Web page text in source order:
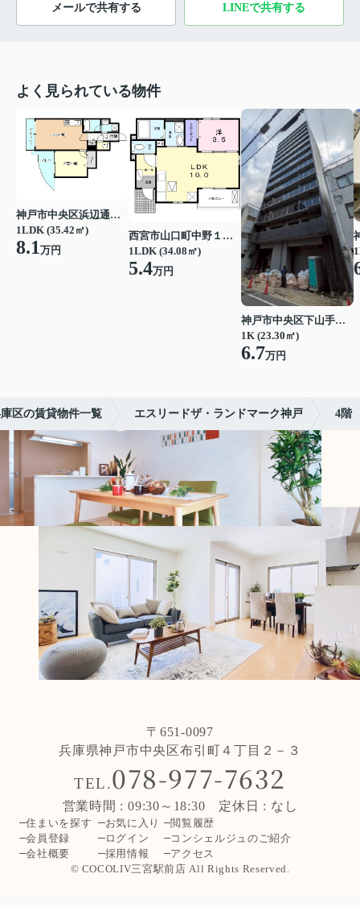
メールで共有する LINEで共有する
よく見られている物件
神戸市中央区浜辺通３丁目
1LDK (35.42㎡)
8.1万円
西宮市山口町中野１丁目
1LDK (34.08㎡)
5.4万円
神戸市中央区下山手通７丁目
1K (23.30㎡)
6.7万円
区の賃貸物件一覧 エスリードザ・ランドマーク神戸 4階
〒651-0097
兵庫県神戸市中央区布引町４丁目２－３
TEL.078-977-7632
営業時間 : 09:30～18:30 定休日 : なし
住まいを探す お気に入り
閲覧履歴
会員登録
ログイン
コンシェルジュのご紹介
会社概要
採用情報
アクセス
© COCOLIV三宮駅前店 All Rights Reserved.